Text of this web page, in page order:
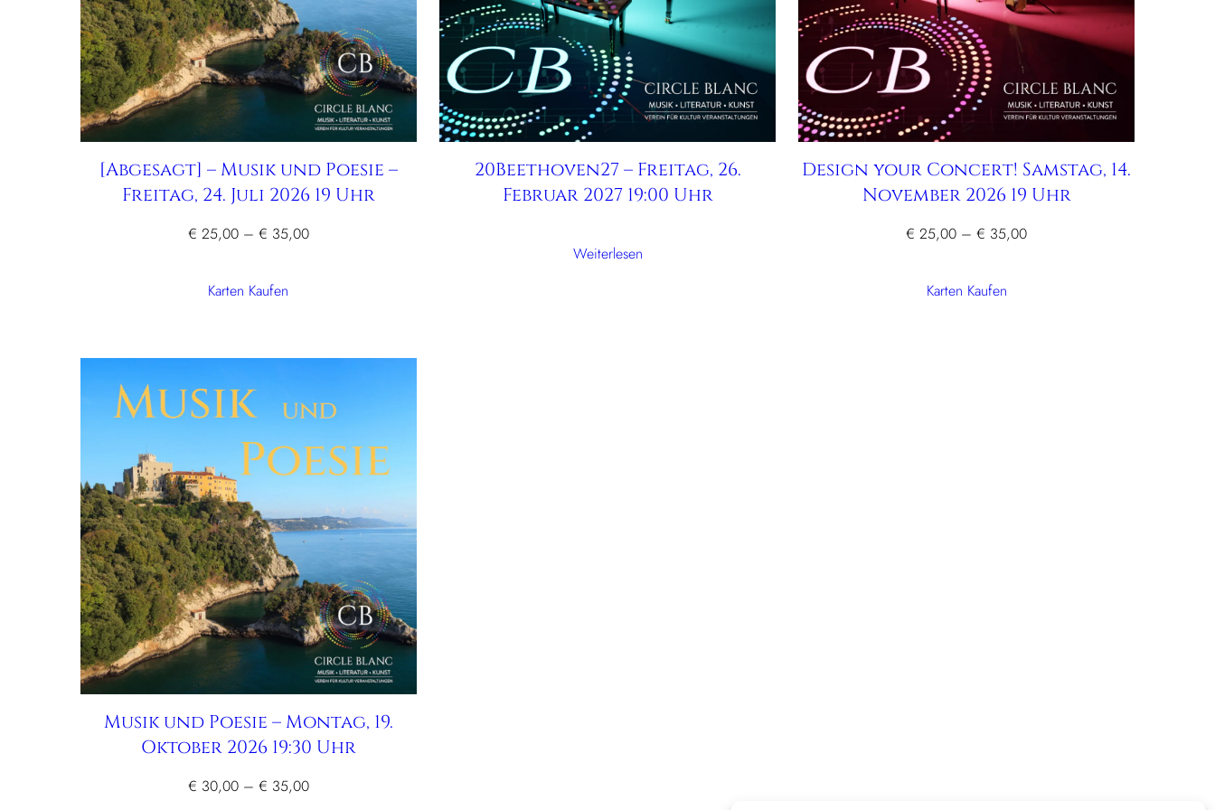
[Abgesagt] – Musik und Poesie –
Freitag, 24. Juli 2026 19 Uhr
€ 25,00 – € 35,00Preisspanne:
Karten Kaufen
20Beethoven27 – Freitag, 26.
Februar 2027 19:00 Uhr
Weiterlesen
Design your Concert! Samstag, 14.
November 2026 19 Uhr
€ 25,00 –€ 35,00Preisspanne:
Karten Kaufen
Musik und Poesie – Montag, 19.
Oktober 2026 19:30 Uhr
€ 30,00 – € 35,00Preisspanne: